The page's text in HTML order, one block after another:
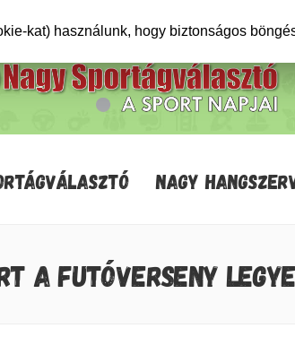
NAGY
A FUTÓVERSENY
kat) használunk, hogy biztonságos